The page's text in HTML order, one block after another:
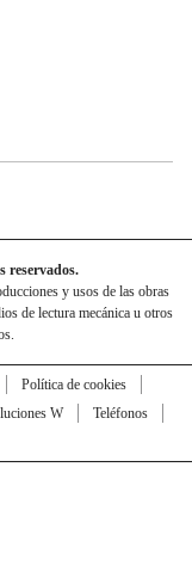
reservados.
y usos de las obras
de lectura mecánica u otros
Política de cookies
W
Teléfonos